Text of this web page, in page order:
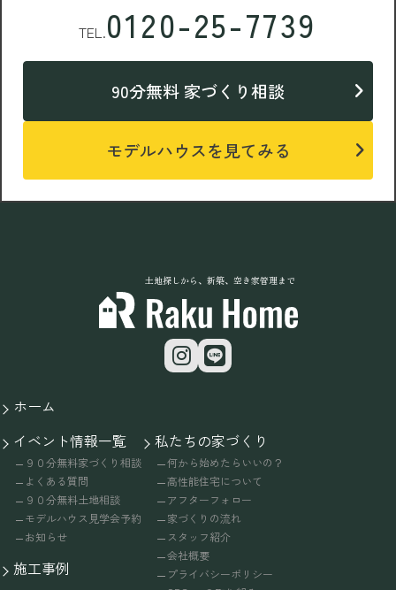
TEL.0120-25-7739
90分無料 家づくり相談
モデルハウスを見てみる
土地探しから、新築、空き家管理まで
ホーム
イベント情報一覧
９０分無料家づくり相談
よくある質問
９０分無料土地相談
モデルハウス見学会予約
お知らせ
施工事例
私たちの家づくり
何から始めたらいいの？
高性能住宅について
アフターフォロー
家づくりの流れ
スタッフ紹介
会社概要
プライバシーポリシー